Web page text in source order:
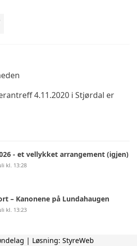
4.11.2020 i Stjørdal er
- et vellykket arrangement (igjen)
kl. 13:28
– Kanonene på Lundahaugen
kl. 13:23
på Rypetoppen
| Løsning: StyreWeb